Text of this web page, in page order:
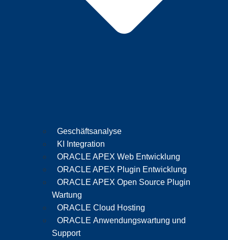
Geschäftsanalyse
KI Integration
ORACLE APEX Web Entwicklung
ORACLE APEX Plugin Entwicklung
ORACLE APEX Open Source Plugin
Wartung
ORACLE Cloud Hosting
ORACLE Anwendungswartung und
Support